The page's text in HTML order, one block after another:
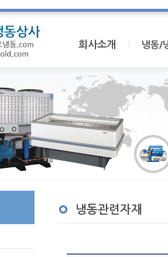
회사소개 냉동/
냉동관련자재